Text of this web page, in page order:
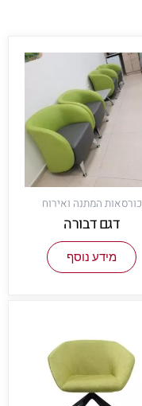
כורסאות המתנה ואירוח
דגם דבורה
מידע נוסף